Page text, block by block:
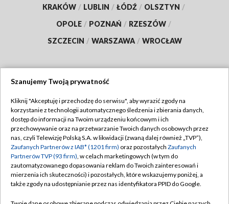
KRAKÓW / LUBLIN / ŁÓDŹ / OLSZTYN /
OPOLE / POZNAŃ / RZESZÓW /
SZCZECIN / WARSZAWA / WROCŁAW
TVP
Abonament TVP
Emisja w TVP
Centrum informacji TVP
Naziemna Telewizja Cyfrowa
Regulamin TVP
Polityka prywatności
Moje zgody
Pomoc
Szanujemy Twoją prywatność
Kliknij "Akceptuję i przechodzę do serwisu", aby wyrazić zgody na
korzystanie z technologii automatycznego śledzenia i zbierania danych,
dostęp do informacji na Twoim urządzeniu końcowym i ich
przechowywanie oraz na przetwarzanie Twoich danych osobowych przez
nas, czyli Telewizję Polską S.A. w likwidacji (zwaną dalej również „TVP”),
Zaufanych Partnerów z IAB* (1201 firm) oraz pozostałych Zaufanych
Partnerów TVP (93 firm), w celach marketingowych (w tym do
zautomatyzowanego dopasowania reklam do Twoich zainteresowań i
mierzenia ich skuteczności) i pozostałych, które wskazujemy poniżej, a
także zgody na udostępnianie przez nas identyfikatora PPID do Google.